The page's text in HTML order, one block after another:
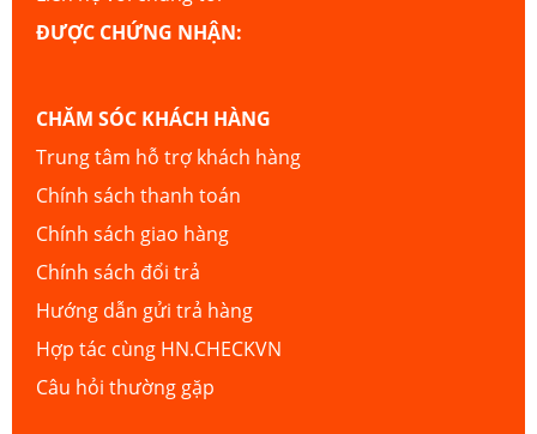
ĐƯỢC CHỨNG NHẬN:
CHĂM SÓC KHÁCH HÀNG
Trung tâm hỗ trợ khách hàng
Chính sách thanh toán
Chính sách giao hàng
Chính sách đổi trả
Hướng dẫn gửi trả hàng
Hợp tác cùng HN.CHECKVN
Câu hỏi thường gặp